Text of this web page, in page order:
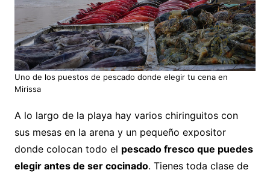
Uno de los puestos de pescado donde elegir tu cena en
Mirissa
A lo largo de la playa hay varios chiringuitos con
sus mesas en la arena y un pequeño expositor
donde colocan todo el pescado fresco que puedes
elegir antes de ser cocinado. Tienes toda clase de